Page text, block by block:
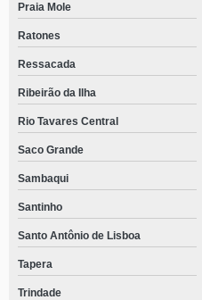
Praia Mole
Ratones
Ressacada
Ribeirão da Ilha
Rio Tavares Central
Saco Grande
Sambaqui
Santinho
Santo Antônio de Lisboa
Tapera
Trindade